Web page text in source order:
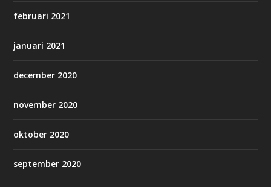
februari 2021
januari 2021
december 2020
november 2020
oktober 2020
september 2020